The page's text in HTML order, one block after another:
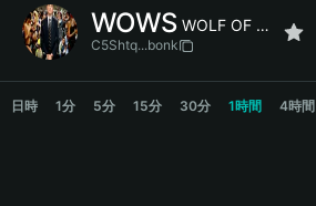
简体中文
繁體中文
Bahasa Indonesia
WOWS WOLF OF WALL STREET
C5Shtq...bonk
WOWS Price Chart
日時 1分 5分 15分 30分 1時間 4時間